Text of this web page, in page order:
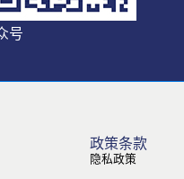
号
政策条款
隐私政策